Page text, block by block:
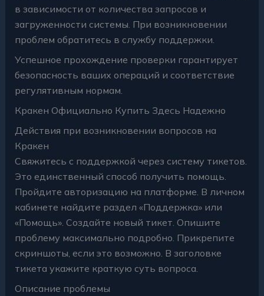
в зависимости от количества запросов и
загруженности системы. При возникновении
проблем обратитесь в службу поддержки.
Успешное прохождение проверки гарантирует
безопасность ваших операций и соответствие
регулятивным нормам.
Кракен Официально Купить Здесь Надежно
Действия при возникновении вопросов на
Кракен
Свяжитесь с поддержкой через систему тикетов.
Это единственный способ получить помощь.
Пройдите авторизацию на платформе. В личном
кабинете найдите раздел «Поддержка» или
«Помощь». Создайте новый тикет. Опишите
проблему максимально подробно. Прикрепите
скриншоты, если это возможно. В заголовке
тикета укажите краткую суть вопроса.
Описание проблемы